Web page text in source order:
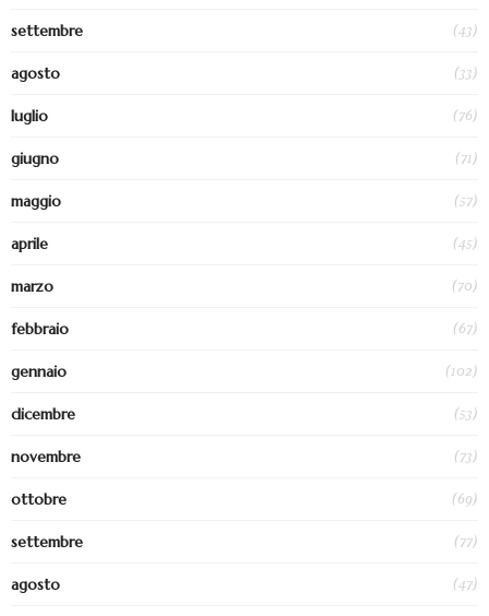
settembre (43)
agosto (33)
luglio (76)
giugno (71)
maggio (57)
aprile (45)
marzo (70)
febbraio (67)
gennaio (102)
dicembre (53)
novembre (73)
ottobre (69)
settembre (77)
agosto (47)